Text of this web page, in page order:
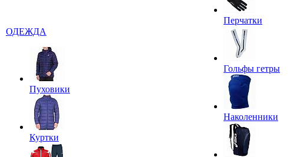
ОДЕЖДА
Пуховики
Куртки
Перчатки
Гольфы гетры
Наколенники